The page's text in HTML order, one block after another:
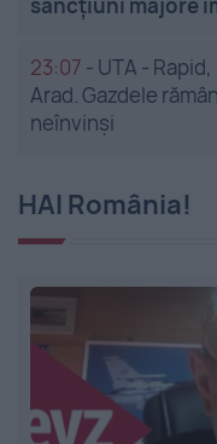
sancțiuni majore
23:07 - UTA -
Arad. Gazdele
neînvinși
HAI România!